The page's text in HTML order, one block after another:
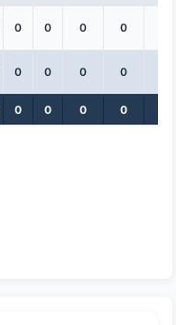
0 0 0 0
0 0 0 0
0 0 0 0